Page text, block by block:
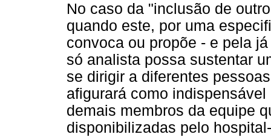
No caso da "inclusão de
quando este, por uma
convoca ou propõe - e pela
só analista possa sustentar
se dirigir a diferentes
afigurará como
demais membros da equipe
disponibilizadas pelo